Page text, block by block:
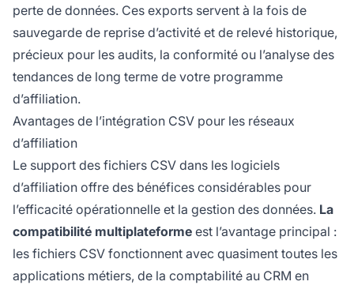
perte de données. Ces exports servent à la fois de
sauvegarde de reprise d’activité et de relevé historique,
précieux pour les audits, la conformité ou l’analyse des
tendances de long terme de votre programme
d’affiliation.
Avantages de l’intégration CSV pour les réseaux
d’affiliation
Le support des fichiers CSV dans les logiciels
d’affiliation offre des bénéfices considérables pour
l’efficacité opérationnelle et la gestion des données. La
compatibilité multiplateforme est l’avantage principal :
les fichiers CSV fonctionnent avec quasiment toutes les
applications métiers, de la comptabilité au CRM en